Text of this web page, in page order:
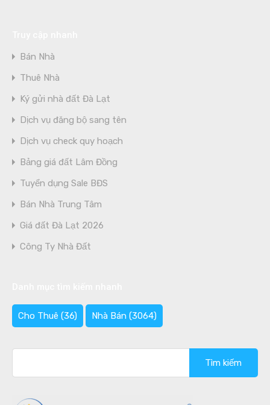
Bán Nhà
Thuê Nhà
Ký gửi nhà đất Đà Lạt
Dịch vụ đăng bộ sang tên
Dịch vụ check quy hoạch
Bảng giá đất Lâm Đồng
Tuyển dụng Sale BĐS
Bán Nhà Trung Tâm
Giá đất Đà Lạt 2026
Công Ty Nhà Đất
Cho Thuê (36) Nhà Bán (3064)
kiếm
cho: